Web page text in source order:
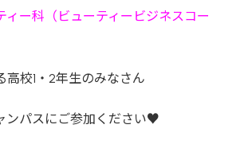
ィー科（ビューティービジネスコー
高校1・2年生のみなさん
ンパスにご参加ください♥